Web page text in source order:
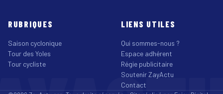
RUBRIQUES
Saison cyclonique
Tour des Yoles
Tour cycliste
LIENS UTILES
Qui sommes-nous ?
Espace adhérent
Régie publicitaire
Soutenir ZayActu
Contact